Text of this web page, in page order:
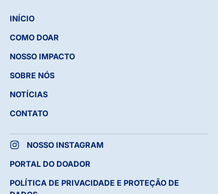
INÍCIO
COMO DOAR
NOSSO IMPACTO
SOBRE NÓS
NOTÍCIAS
CONTATO
NOSSO INSTAGRAM
PORTAL DO DOADOR
POLÍTICA DE PRIVACIDADE E PROTEÇÃO DE